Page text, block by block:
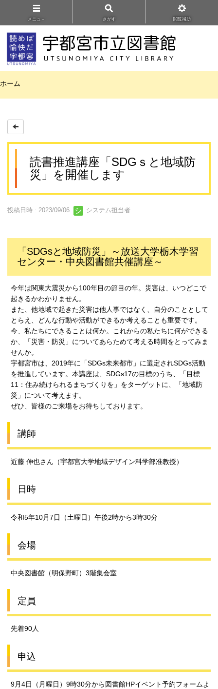
メニュ－ さがす 閲覧補助
ホーム
読書推進講座「SDGｓと地域防
災」を開催します
投稿日時 : 2023/09/06 システム担当者
「SDGsと地域防災」～放送大学栃木学習
センター・中央図書館共催講座～
今年は関東大震災から100年目の節目の年。災害は、いつどこで
起きるかわかりません。
また、他地域で起きた災害は他人事ではなく、自分のこととして
とらえ、どんな行動や活動ができるか考えることも重要です。
今、私たちにできることは何か。これからの私たちに何ができる
か、「災害・防災」についてあらためて考える時間をとってみま
せんか。
宇都宮市は、2019年に「SDGs未来都市」に選定されSDGs活動
を推進しています。本講座は、SDGs17の目標のうち、「目標
11：住み続けられるまちづくりを」をターゲットに、「地域防
災」について考えます。
ぜひ、皆様のご来場をお待ちしております。
講師
近藤 伸也さん（宇都宮大学地域デザイン科学部准教授）
日時
令和5年10月7日（土曜日）午後2時から3時30分
会場
中央図書館（明保野町）3階集会室
定員
先着90人
申込
9月4日（月曜日）9時30分から図書館HPイベント予約フォームよ